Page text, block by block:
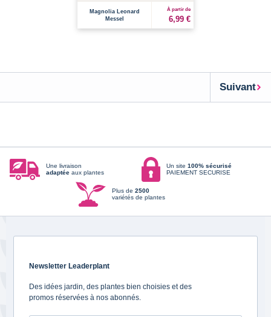
Magnolia Leonard
Messel
À partir de
6,99 €
Suivant
Une livraison
adaptée aux plantes
Un site 100% sécurisé
PAIEMENT SECURISE
Plus de 2500
variétés de plantes
Newsletter Leaderplant
Des idées jardin, des plantes bien choisies et des
promos réservées à nos abonnés.